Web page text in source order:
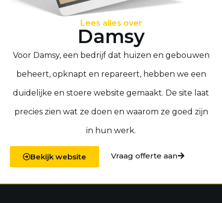
Lees alles over
Damsy
Voor Damsy, een bedrijf dat huizen en gebouwen
beheert, opknapt en repareert, hebben we een
duidelijke en stoere website gemaakt. De site laat
precies zien wat ze doen en waarom ze goed zijn
in hun werk.
Bekijk website Vraag offerte aan